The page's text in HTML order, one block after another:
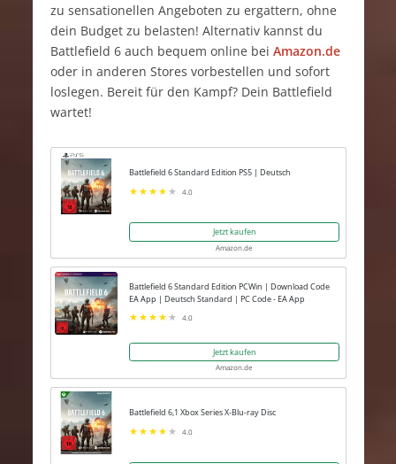
zu sensationellen Angeboten zu ergattern, ohne
dein Budget zu belasten! Alternativ kannst du
Battlefield 6 auch bequem online bei Amazon.de
oder in anderen Stores vorbestellen und sofort
loslegen. Bereit für den Kampf? Dein Battlefield
wartet!
Battlefield 6 Standard Edition PS5 | Deutsch
4.0
Jetzt kaufen
Amazon.de
Battlefield 6 Standard Edition PCWin | Download Code
EA App | Deutsch Standard | PC Code - EA App
4.0
Jetzt kaufen
Amazon.de
Battlefield 6,1 Xbox Series X-Blu-ray Disc
4.0